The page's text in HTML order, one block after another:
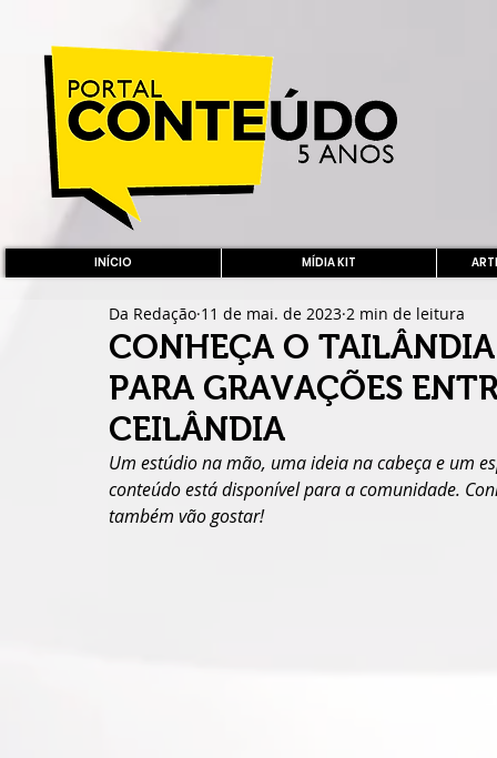
INÍCIO MÍDIA KIT
CONHEÇA O
PARA GRAVAÇÕES
CEILÂNDIA
Da Redação 11 de mai. de 2023 2 min de leitura
Um estúdio na mão, uma ideia na cabeça e um
conteúdo está disponível para a comunidade.
também vão gostar!